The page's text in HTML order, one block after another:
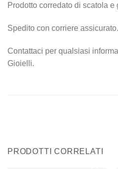
Prodotto corredato di scatola e
Spedito con corriere assicurato.
Contattaci per qualsiasi
Gioielli.
PRODOTTI CORRELATI